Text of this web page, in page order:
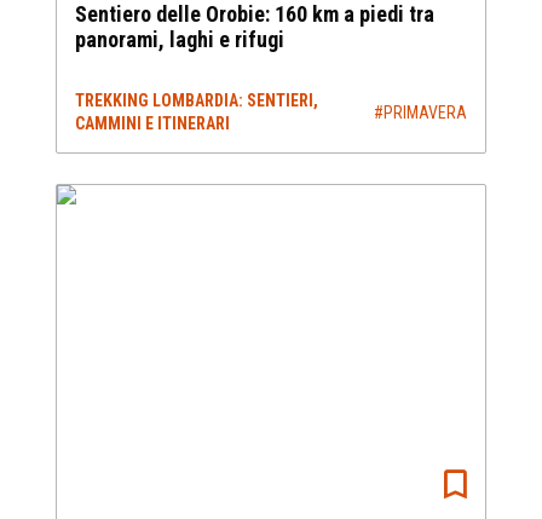
Sentiero delle Orobie: 160 km a piedi tra
panorami, laghi e rifugi
TREKKING LOMBARDIA: SENTIERI,
CAMMINI E ITINERARI
#PRIMAVERA